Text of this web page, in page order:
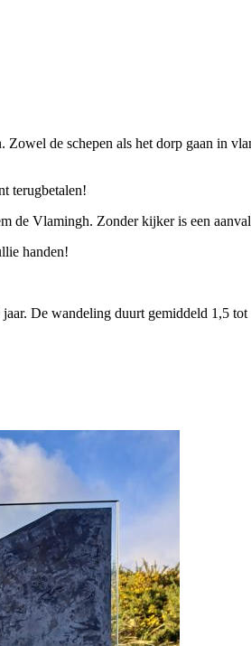
de schepen als het dorp gaan in
terugbetalen!
de Vlamingh. Zonder kijker is een
handen!
De wandeling duurt gemiddeld 1,5